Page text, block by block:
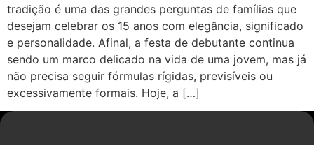
tradição é uma das grandes perguntas de famílias que
desejam celebrar os 15 anos com elegância, significado
e personalidade. Afinal, a festa de debutante continua
sendo um marco delicado na vida de uma jovem, mas já
não precisa seguir fórmulas rígidas, previsíveis ou
excessivamente formais. Hoje, a […]